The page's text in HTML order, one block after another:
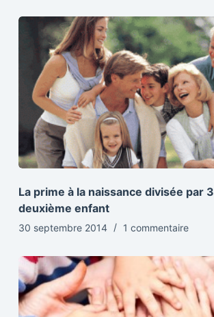
La prime à la naissance divisée par
deuxième enfant
30 septembre 2014 1 commentaire